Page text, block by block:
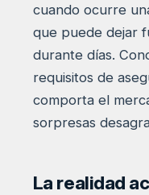
cuando ocurre
que puede dejar
durante días.
requisitos de
comporta el
sorpresas
La realidad